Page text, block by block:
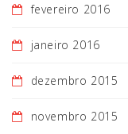
fevereiro 2016
janeiro 2016
dezembro 2015
novembro 2015